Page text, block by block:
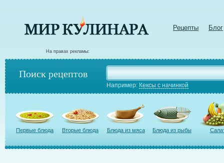
Рецепты Блог
На правах рекламы:
Поиск рецептов
Например: Кексы с начинкой
Первые блюда Вторые блюда Блюда из мяса Блюда из рыбы